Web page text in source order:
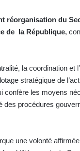
réorganisation du
de la République,
la coordination et
stratégique de
confère les moyens
des procédures
une volonté